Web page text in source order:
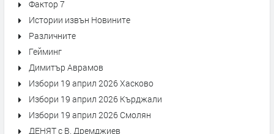
Фактор 7
Истории извън Новините
Различните
Гейминг
Димитър Аврамов
Избори 19 април 2026 Хасково
Избори 19 април 2026 Кърджали
Избори 19 април 2026 Смолян
ДЕНЯТ с В. Дремджиев